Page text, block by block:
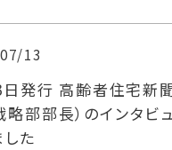
13
発行 高齢者住宅新
略部部長）のインタビ
た